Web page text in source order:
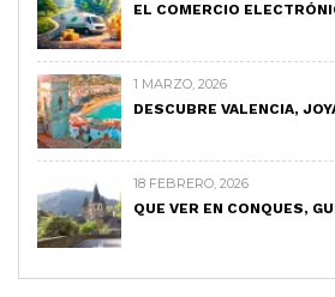
EL COMERCIO
1 MARZO, 2026
DESCUBRE VALENCIA,
18 FEBRERO, 2026
QUE VER EN CONQUES,